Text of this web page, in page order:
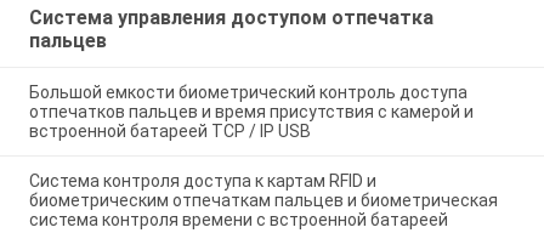
Система управления доступом отпечатка
пальцев
Большой емкости биометрический контроль доступа
отпечатков пальцев и время присутствия с камерой и
встроенной батареей TCP / IP USB
Система контроля доступа к картам RFID и
биометрическим отпечаткам пальцев и биометрическая
система контроля времени с встроенной батареей